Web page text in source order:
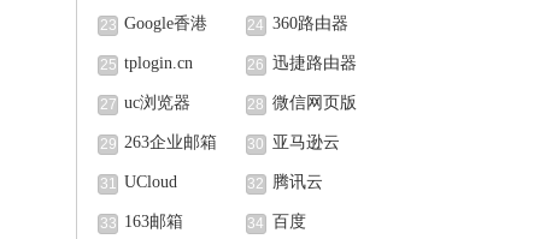
23 Google香港 24 360路由器
25 tplogin.cn 26 迅捷路由器
27 uc浏览器 28 微信网页版
29 263企业邮箱 30 亚马逊云
31 UCloud 32 腾讯云
33 163邮箱 34 百度